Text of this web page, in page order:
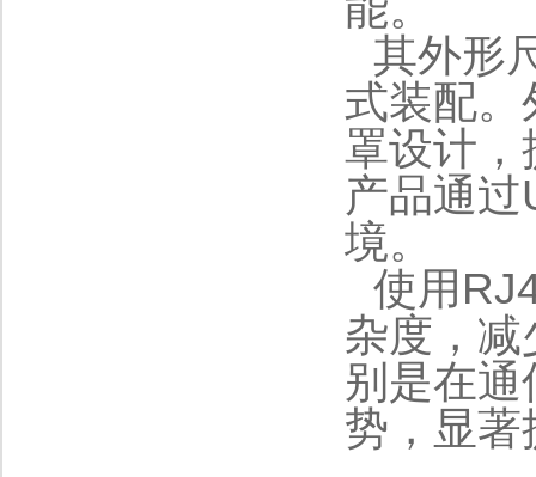
其外形
式装配。
罩设计，
产品通
境。
使用
杂度，
别是在
势，显著